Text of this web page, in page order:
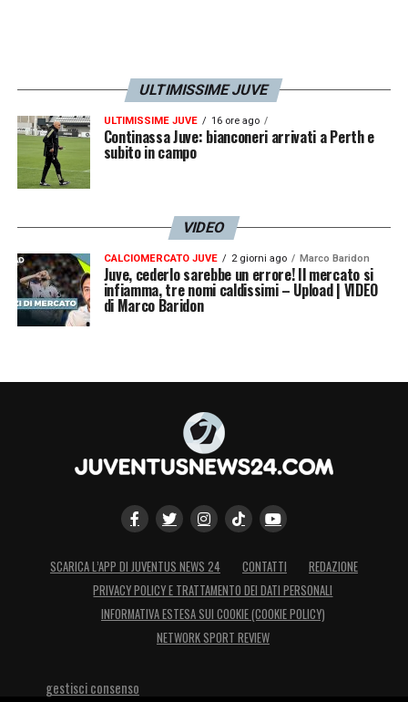
LA PLAYLIST DELLE NOSTRE TOP NEWS
ULTIMISSIME JUVE
ULTIMISSIME JUVE 16 ore ago
Continassa Juve: bianconeri arrivati a Perth e
subito in campo
VIDEO
CALCIOMERCATO JUVE 2 giorni ago Marco Baridon
Juve, cederlo sarebbe un errore! Il mercato si
infiamma, tre nomi caldissimi – Upload | VIDEO
di Marco Baridon
SCARICA L’APP DI JUVENTUS NEWS 24 CONTATTI
REDAZIONE
PRIVACY POLICY E TRATTAMENTO DEI DATI PERSONALI
INFORMATIVA ESTESA SUI COOKIE (COOKIE POLICY)
NETWORK SPORT REVIEW
gestisci consenso